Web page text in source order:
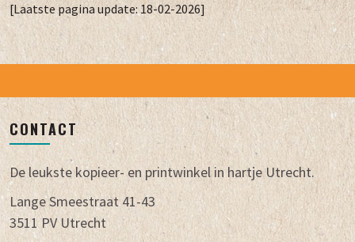
[Laatste pagina update: 18-02-2026]
CONTACT
De leukste kopieer- en printwinkel in hartje Utrecht.
Lange Smeestraat 41-43
3511 PV Utrecht